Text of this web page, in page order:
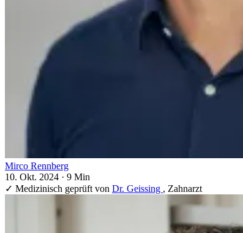
Mirco Rennberg
10. Okt. 2024 · 9 Min
✓ Medizinisch geprüft von Dr. Geissing , Zahnarzt